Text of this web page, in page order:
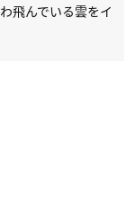
飛んでいる雲をイ